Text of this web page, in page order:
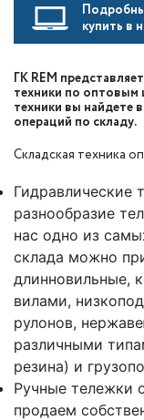
купить в
ГК REM
техники по оптовым
техники вы найдете
операций по складу.
Складская техника
Гидравлические
разнообразие
нас одно из
склада можно
длинновильные,
вилами,
рулонов,
различными
резина) и
Ручные тележки
продаем